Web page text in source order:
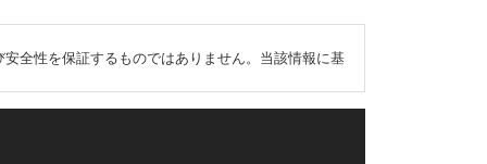
全性を保証するものではありません。当該情報に基